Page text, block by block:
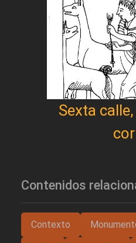
Sexta
Contenidos
Contexto